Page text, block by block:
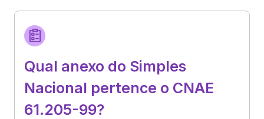
Qual anexo do Simples
Nacional pertence o CNAE
61.205-99?